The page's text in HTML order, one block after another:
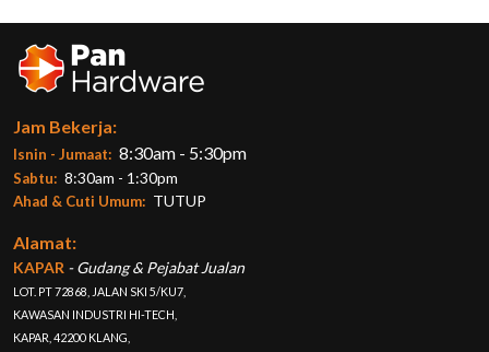
Lihat Butiran
Jam Bekerja:
Isnin - Jumaat: 8:30am - 5:30pm
Sabtu: 8:30am - 1:30pm
Ahad & Cuti Umum: TUTUP
Alamat:
KAPAR - Gudang & Pejabat Jualan
LOT. PT 72868, JALAN SKI 5/KU7,
KAWASAN INDUSTRI HI-TECH,
KAPAR, 42200 KLANG,